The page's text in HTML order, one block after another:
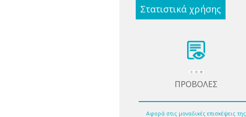
Στατιστικά χρήσης
ΠΡΟΒΟΛΕΣ
Αφορά στις μοναδικές επισκέψεις της